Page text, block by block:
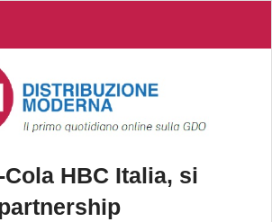
Cola HBC Italia, si